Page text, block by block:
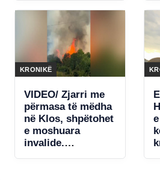
kolegët: Për një
debat u aktivizuan
të gjitha
strukturat! Nuk
kërcënova askënd
me armë
KRONIKË
VIDEO/ Zjarri me
përmasa të mëdha
në Klos, shpëtohet
e moshuara
invalide.